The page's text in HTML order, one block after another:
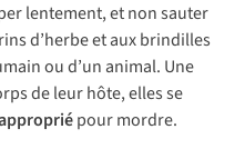
lentement, et non sauter
d’herbe et aux brindilles
ou d’un animal. Une
de leur hôte, elles se
pour mordre.